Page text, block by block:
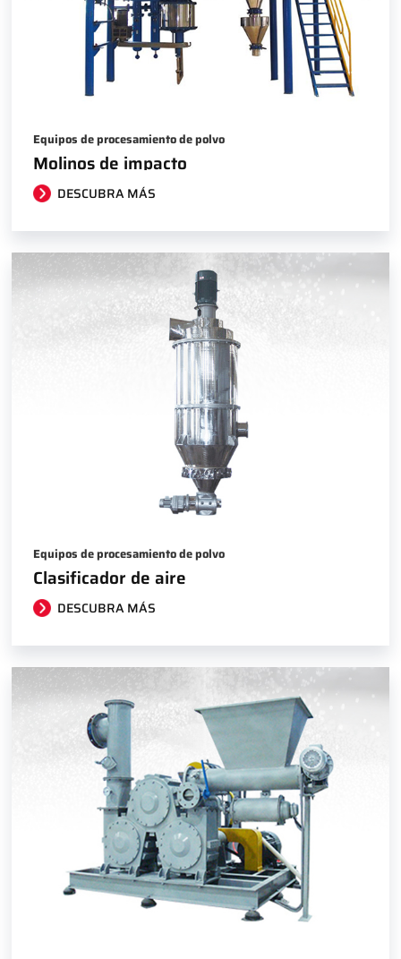
Equipos de procesamiento de polvo
Molinos de impacto
DESCUBRA MÁS
Equipos de procesamiento de polvo
Clasificador de aire
DESCUBRA MÁS